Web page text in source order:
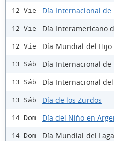
12 Vie Día Internacional de
12 Vie Día Interamericano
12 Vie Día Mundial del
13 Sáb Día Internacional de
13 Sáb Día Internacional
13 Sáb Día de los Zurdos
14 Dom Día del Niño en
14 Dom Día Mundial del